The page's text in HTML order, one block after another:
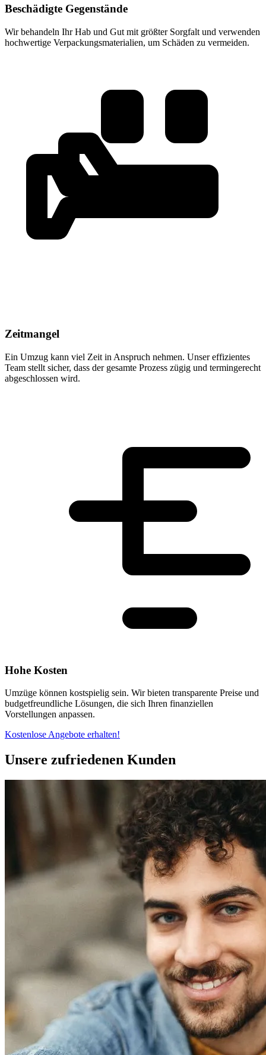
Beschädigte Gegenstände
Wir behandeln Ihr Hab und Gut mit größter Sorgfalt und verwenden
hochwertige Verpackungsmaterialien, um Schäden zu vermeiden.
Zeitmangel
Ein Umzug kann viel Zeit in Anspruch nehmen. Unser effizientes
Team stellt sicher, dass der gesamte Prozess zügig und termingerecht
abgeschlossen wird.
Hohe Kosten
Umzüge können kostspielig sein. Wir bieten transparente Preise und
budgetfreundliche Lösungen, die sich Ihren finanziellen
Vorstellungen anpassen.
Kostenlose Angebote erhalten!
Unsere zufriedenen Kunden